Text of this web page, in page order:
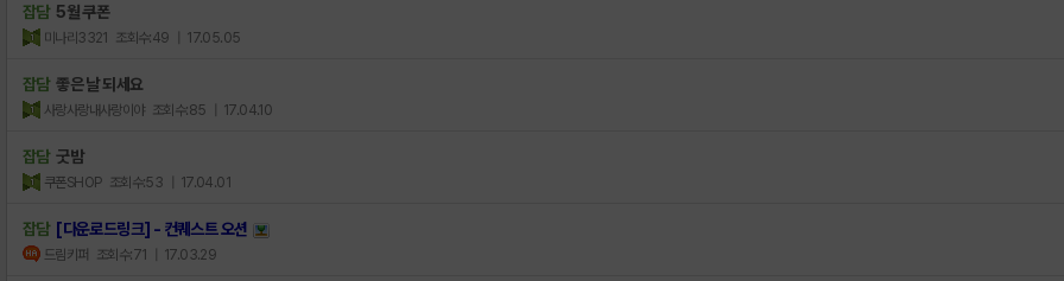
잡담 5월 쿠폰
미나리3321 조회수:49 | 17.05.05
잡담 좋은 날 되세요
사랑사랑내사랑이야 조회수:85 | 17.04.10
잡담 굿밤
쿠폰SHOP 조회수:53 | 17.04.01
잡담 [다운로드링크] - 컨퀘스트 오션
드림키퍼 조회수:71 | 17.03.29